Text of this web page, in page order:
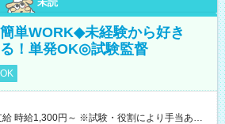
単WORK◆未経験から好き
！単発OK◎試験監督
当あり